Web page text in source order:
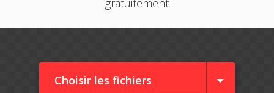
gratuitement
Choisir les fichiers